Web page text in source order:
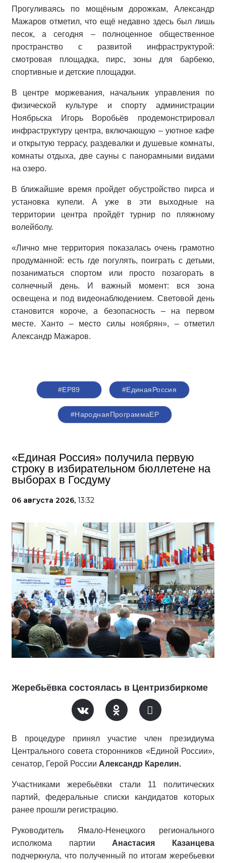
Прогуливаясь по мощёным дорожкам, Александр
Мажаров отметил, что ещё недавно здесь был лишь
песок, а сегодня – полноценное общественное
пространство с развитой инфраструктурой:
смотровая площадка, пирс, зоны для барбекю,
спортивные и детские площадки.
В центре моржевания, начальник управления по
физической культуре и спорту администрации
Ноябрьска Игорь Воробьёв продемонстрировал
инфраструктуру центра, включающую – уютное кафе
и открытую террасу, раздевалки и душевые комнаты,
комнаты отдыха, две сауны с панорамными видами
на озеро.
В ближайшие время пройдет обустройство пирса и
установка купели. А уже в эти выходные на
территории центра пройдёт турнир по пляжному
волейболу.
«Лично мне территория показалась очень грамотно
продуманной: есть где погулять, поиграть с детьми,
позаниматься спортом или просто позагорать в
солнечный день. И важный момент: вся зона
освещена и под видеонаблюдением. Световой день
становится короче, а безопасность – на первом
месте. Ханто – место силы ноябрян», – отметил
Александр Мажаров.
#ЕР89 #‎ЕдинаяРоссия
#НароднаяПрограммаЕР
«Единая Россия» получила первую
строку в избирательном бюллетене на
выборах в Госдуму
06 августа 2026, 13:32
Жеребьёвка состоялась в Центризбиркоме
В процедуре принял участие член президиума
Центрального совета сторонников «Единой России»,
сенатор, Герой России Александр Карелин.
Участниками жеребьёвки стали 11 политических
партий, федеральные списки кандидатов которых
ранее прошли регистрацию.
Руководитель Ямало-Ненецкого регионального
исполкома партии Анастасия Казанцева
подчеркнула, что полученный по итогам жеребьевки